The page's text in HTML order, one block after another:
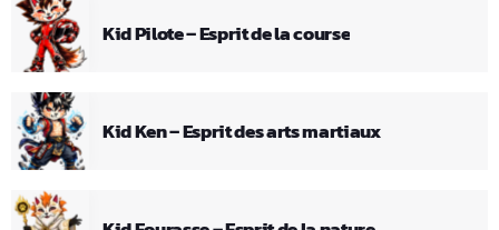
Kid Pilote – Esprit de la course
Kid Ken – Esprit des arts martiaux